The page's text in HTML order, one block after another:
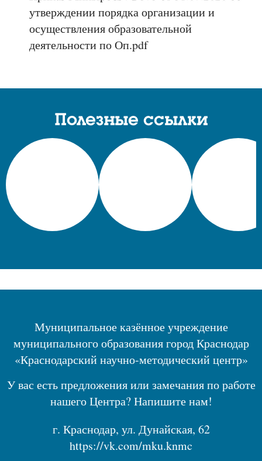
утверждении порядка организации и
осуществления образовательной
деятельности по Оп.pdf
Полезные ссылки
Муниципальное казённое учреждение
муниципального образования город Краснодар
«Краснодарский научно-методический центр»
У вас есть предложения или замечания по работе
нашего Центра? Напишите нам!
г. Краснодар, ул. Дунайская, 62
https://vk.com/mku.knmc